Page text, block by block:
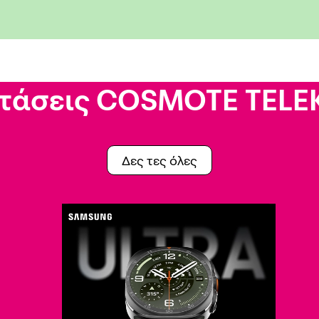
COSMOTE
Δες τες όλες